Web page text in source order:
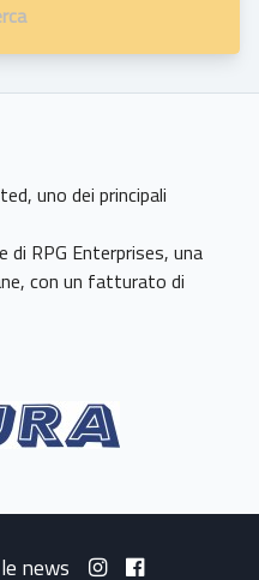
uno dei principali
di RPG Enterprises, una
con un fatturato di
news